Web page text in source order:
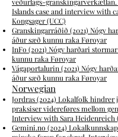
Islands case and interview with
Kongsager (UCC)
Granskingarráðið (2021) Nógv
áður sæð kunnu raka Føroyar
InFo (2021) Nógv harðari
kunnu raka Føroyar
Vágaportalurin (2021) Nógv
áður sæð kunnu raka Føroyar
Norwegian
Jordras (2024) Lokalfolk hindrer
praksiser videreføres mellom
Interview with Sara Heidenreich
Gemini.no (2024)